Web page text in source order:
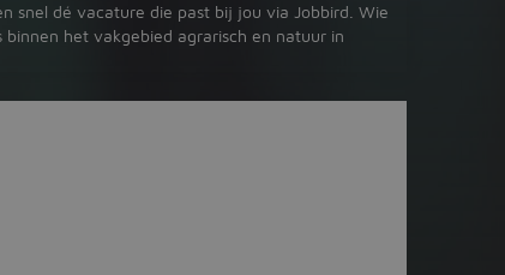
snel dé vacature die past bij jou via Jobbird. Wie
het vakgebied agrarisch en natuur in